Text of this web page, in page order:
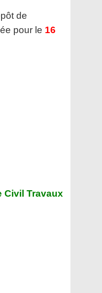
de
pour le 16
Civil Travaux